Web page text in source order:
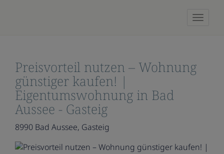
Preisvorteil nutzen – Wohnung
günstiger kaufen! |
Eigentumswohnung in Bad
Aussee - Gasteig
8990 Bad Aussee, Gasteig